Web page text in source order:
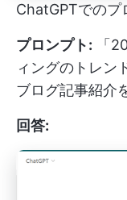
ChatGPTでのプ
プロンプト: 「
ィングのトレン
ブログ記事紹介
回答: